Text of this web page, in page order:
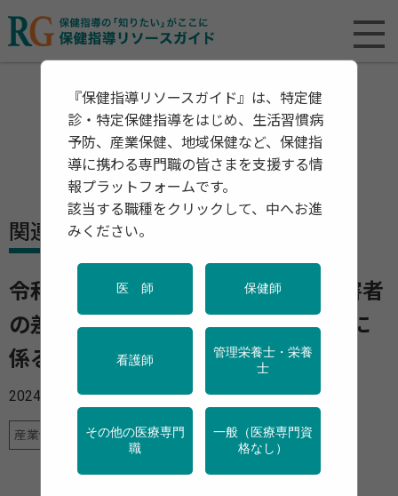
関連資料・リリース
令和5年度「雇用の分野における障害者
の差別禁止・合理的配慮の提供義務に
係る相談等実績」を公開
2024年07月18日
産業保健
『保健指導リソースガイド』は、特定健
診・特定保健指導をはじめ、生活習慣病
予防、産業保健、地域保健など、保健指
導に携わる専門職の皆さまを支援する情
報プラットフォームです。
該当する職種をクリックして、中へお進
みください。
医 師 保健師
看護師
管理栄養士・栄養
士
その他の医療専門
職
一般（医療専門資
格なし）